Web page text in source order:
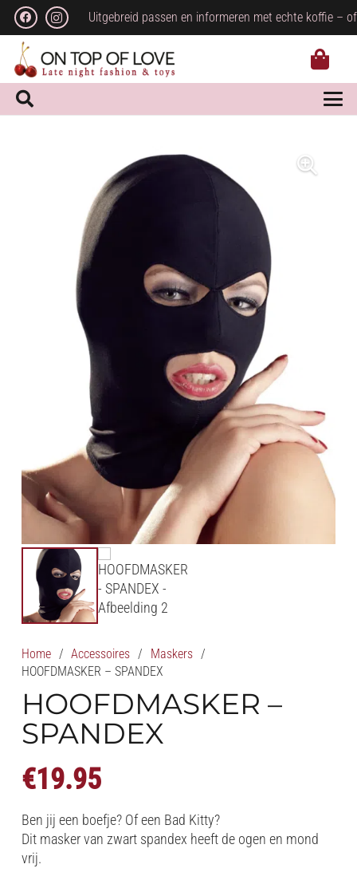
Uitgebreid passen en informeren met echte koffie –
Home / Accessoires / Maskers /
HOOFDMASKER – SPANDEX
HOOFDMASKER –
SPANDEX
€19.95
Ben jij een boefje? Of een Bad Kitty?
Dit masker van zwart spandex heeft de ogen en mond
vrij.